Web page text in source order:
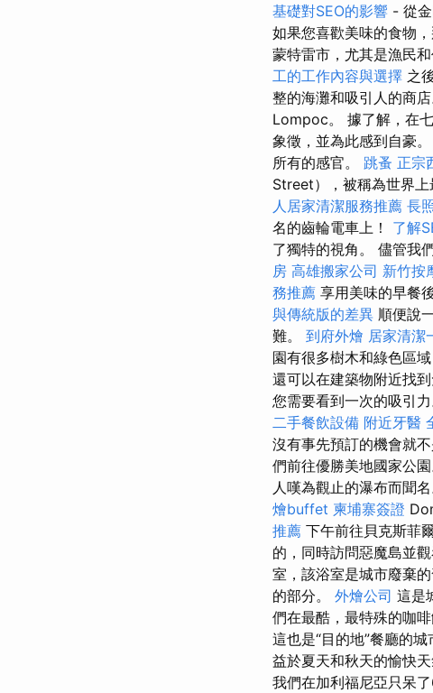
基礎對SEO的影響 - 從
如果您喜歡美味的食物
蒙特雷市，尤其是漁民
工的工作內容與選擇 之
整的海灘和吸引人的商店
Lompoc。 據了解，在
象徵，並為此感到自豪
所有的感官。 跳蚤 正宗
Street），被稱為世界上
人居家清潔服務推薦 長
名的齒輪電車上！ 了解
了獨特的視角。 儘管我
房 高雄搬家公司 新竹按
務推薦 享用美味的早餐
與傳統版的差異 順便說
難。 到府外燴 居家清潔
園有很多樹木和綠色區
還可以在建築物附近找
您需要看到一次的吸引
二手餐飲設備 附近牙醫
沒有事先預訂的機會就
們前往優勝美地國家公園
人嘆為觀止的瀑布而聞名
燴buffet 柬埔寨簽證
推薦 下午前往貝克斯菲
的，同時訪問惡魔島並
室，該浴室是城市廢棄的
的部分。 外燴公司 這是
們在最酷，最特殊的咖
這也是“目的地”餐廳的
益於夏天和秋天的愉快
我們在加利福尼亞只呆